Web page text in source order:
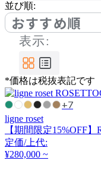
リーン・ロゼ
MASTERWAL
マスターウ
resortir
リゾルティー
並び順:
おすすめ順
表示:
*価格は税抜表記です
+7
ligne roset
【期間限定15%OFF
定価/上代:
¥280,000 ~